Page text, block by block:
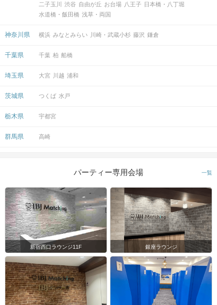
二子玉川
渋谷 自由が丘 お台場 八王子 日本橋・八丁堀
水道橋・飯田橋 浅草・両国
神奈川県 横浜 みなとみらい 川崎・武蔵小杉 藤沢 鎌倉
千葉県 千葉 柏 船橋
埼玉県 大宮 川越 浦和
茨城県 つくば 水戸
栃木県 宇都宮
群馬県 高崎
パーティー専用会場 一覧
新宿西口ラウンジ11F 銀座ラウンジ